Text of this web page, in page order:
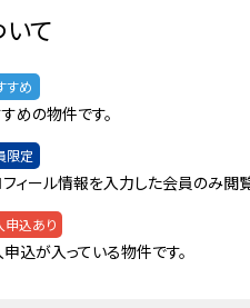
いて
すめ
めの物件です。
限定
ィール情報を入力した会員のみ閲
申込あり
込が入っている物件です。